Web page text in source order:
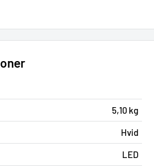
& base: Stål. Arme &
På ledning med to dæmp
Hvid plast. LED-driver: ekstern
funktion til automatisk slukning,
eller 8 timer. Vinklingen på
5,10 kg
Hvid
LED